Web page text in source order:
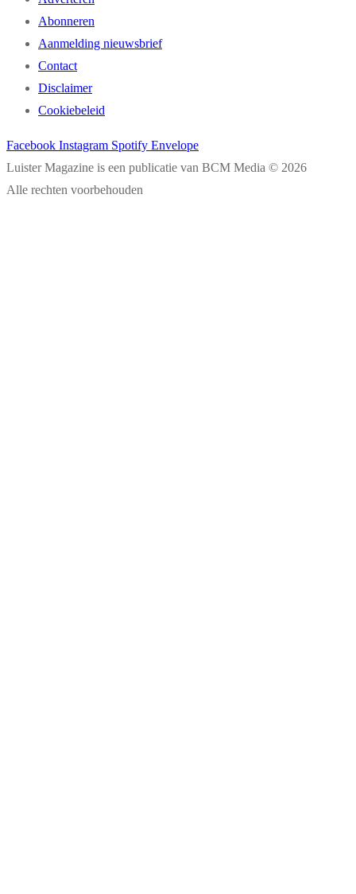
Abonneren
Aanmelding nieuwsbrief
Contact
Disclaimer
Cookiebeleid
Facebook Instagram Spotify Envelope
Luister Magazine is een publicatie van BCM Media © 2026
Alle rechten voorbehouden